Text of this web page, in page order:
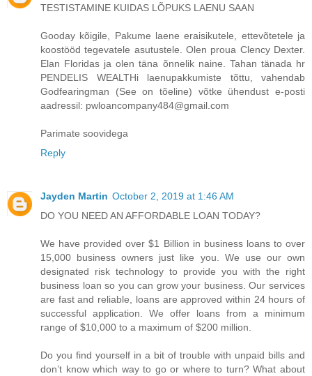
TESTISTAMINE KUIDAS LÕPUKS LAENU SAAN
Gooday kõigile, Pakume laene eraisikutele, ettevõtetele ja
koostööd tegevatele asutustele. Olen proua Clency Dexter.
Elan Floridas ja olen täna õnnelik naine. Tahan tänada hr
PENDELIS WEALTHi laenupakkumiste tõttu, vahendab
Godfearingman (See on tõeline) võtke ühendust e-posti
aadressil: pwloancompany484@gmail.com
Parimate soovidega
Reply
Jayden Martin October 2, 2019 at 1:46 AM
DO YOU NEED AN AFFORDABLE LOAN TODAY?
We have provided over $1 Billion in business loans to over
15,000 business owners just like you. We use our own
designated risk technology to provide you with the right
business loan so you can grow your business. Our services
are fast and reliable, loans are approved within 24 hours of
successful application. We offer loans from a minimum
range of $10,000 to a maximum of $200 million.
Do you find yourself in a bit of trouble with unpaid bills and
don’t know which way to go or where to turn? What about